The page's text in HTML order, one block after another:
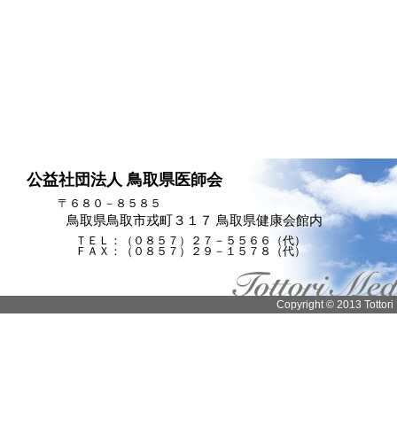
公益社団法人 鳥取県医師会
〒６８０－８５８５
鳥取県鳥取市戎町３１７ 鳥取県健康会館内
ＴＥＬ：（０８５７）２７－５５６６（代）
ＦＡＸ：（０８５７）２９－１５７８（代）
Copyright © 2013 Tottori